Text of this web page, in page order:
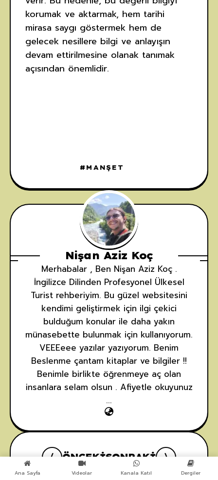
korumak ve aktarmak, hem tarihi
mirasa saygı göstermek hem de
gelecek nesillere bilgi ve anlayışın
devam ettirilmesine olanak tanımak
açısından önemlidir.
MANŞET
Nişan Aziz Koç
Merhabalar , Ben Nişan Aziz Koç .
İngilizce Dilinden Profesyonel Ülkesel
Turist rehberiyim. Bu güzel websitesini
kendimi geliştirmek için ilgi çekici
bulduğum konular ile daha yakın
münasebette bulunmak için kullanıyorum.
VEEEeee yazılar yazıyorum. Benim
Beslenme çantam kitaplar ve bilgiler !!
Benimle birlikte öğrenmeye aç olan
insanlara selam olsun . Afiyetle okuyunuz
...
ÖNCEKISONRAKI
Ana Sayfa Videolar Kanala Katıl Dergiler